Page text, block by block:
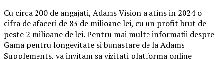
Cu circa 200 de angajati, Adams Vision a atins in 2024 o
cifra de afaceri de 83 de milioane lei, cu un profit brut de
peste 2 milioane de lei. Pentru mai multe informatii despre
Gama pentru longevitate si bunastare de la Adams
Supplements, va invitam sa vizitati platforma online